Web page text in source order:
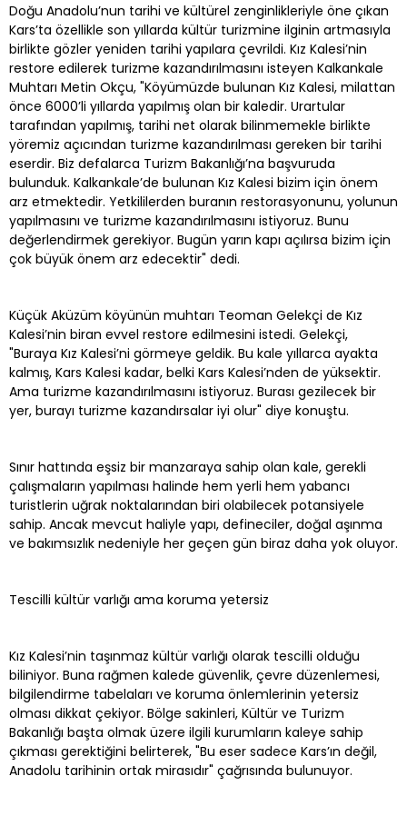
Doğu Anadolu’nun tarihi ve kültürel zenginlikleriyle öne çıkan
Kars’ta özellikle son yıllarda kültür turizmine ilginin artmasıyla
birlikte gözler yeniden tarihi yapılara çevrildi. Kız Kalesi’nin
restore edilerek turizme kazandırılmasını isteyen Kalkankale
Muhtarı Metin Okçu, "Köyümüzde bulunan Kız Kalesi, milattan
önce 6000’li yıllarda yapılmış olan bir kaledir. Urartular
tarafından yapılmış, tarihi net olarak bilinmemekle birlikte
yöremiz açıcından turizme kazandırılması gereken bir tarihi
eserdir. Biz defalarca Turizm Bakanlığı’na başvuruda
bulunduk. Kalkankale’de bulunan Kız Kalesi bizim için önem
arz etmektedir. Yetkililerden buranın restorasyonunu, yolunun
yapılmasını ve turizme kazandırılmasını istiyoruz. Bunu
değerlendirmek gerekiyor. Bugün yarın kapı açılırsa bizim için
çok büyük önem arz edecektir" dedi.
Küçük Aküzüm köyünün muhtarı Teoman Gelekçi de Kız
Kalesi’nin biran evvel restore edilmesini istedi. Gelekçi,
"Buraya Kız Kalesi’ni görmeye geldik. Bu kale yıllarca ayakta
kalmış, Kars Kalesi kadar, belki Kars Kalesi’nden de yüksektir.
Ama turizme kazandırılmasını istiyoruz. Burası gezilecek bir
yer, burayı turizme kazandırsalar iyi olur" diye konuştu.
Sınır hattında eşsiz bir manzaraya sahip olan kale, gerekli
çalışmaların yapılması halinde hem yerli hem yabancı
turistlerin uğrak noktalarından biri olabilecek potansiyele
sahip. Ancak mevcut haliyle yapı, defineciler, doğal aşınma
ve bakımsızlık nedeniyle her geçen gün biraz daha yok oluyor.
Tescilli kültür varlığı ama koruma yetersiz
Kız Kalesi’nin taşınmaz kültür varlığı olarak tescilli olduğu
biliniyor. Buna rağmen kalede güvenlik, çevre düzenlemesi,
bilgilendirme tabelaları ve koruma önlemlerinin yetersiz
olması dikkat çekiyor. Bölge sakinleri, Kültür ve Turizm
Bakanlığı başta olmak üzere ilgili kurumların kaleye sahip
çıkması gerektiğini belirterek, "Bu eser sadece Kars’ın değil,
Anadolu tarihinin ortak mirasıdır" çağrısında bulunuyor.